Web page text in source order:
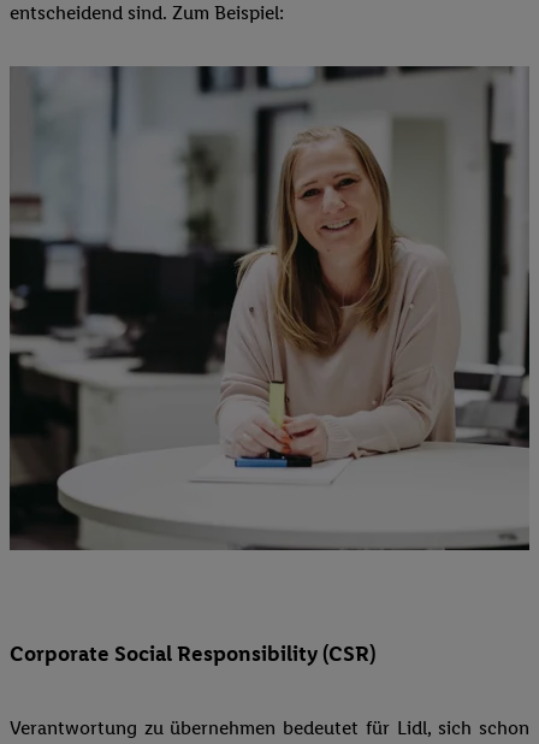
entscheidend sind. Zum Beispiel:
Corporate Social Responsibility (CSR)
Verantwortung zu übernehmen bedeutet für Lidl, sich schon